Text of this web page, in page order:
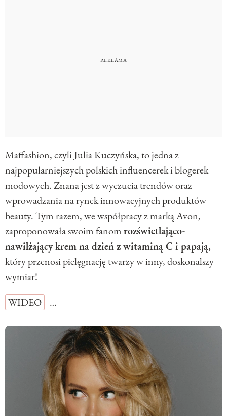
Maffashion, czyli Julia Kuczyńska, to jedna z
najpopularniejszych polskich influencerek i blogerek
modowych. Znana jest z wyczucia trendów oraz
wprowadzania na rynek innowacyjnych produktów
beauty. Tym razem, we współpracy z marką Avon,
zaproponowała swoim fanomrozświetlająco-
nawilżający krem na dzień z witaminą C i papają,
który przenosi pielęgnację twarzy w inny, doskonalszy
wymiar!
WIDEO
…